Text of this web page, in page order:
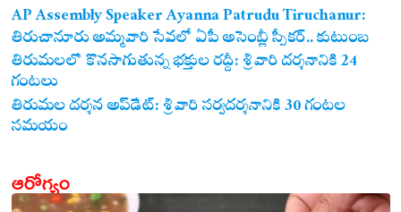
AP Assembly Speaker Ayanna Patrudu Tiruchanur:
తిరుచానూరు అమ్మవారి సేవలో ఏపీ అసెంబ్లీ స్పీకర్.. కుటుంబ
సమేతంగా దర్శించుకున్న అయ్యన్నపాత్రుడు!
తిరుమలలో కొనసాగుతున్న భక్తుల రద్దీ: శ్రీవారి దర్శనానికి 24
గంటలు
తిరుమల దర్శన అప్‌డేట్: శ్రీవారి సర్వదర్శనానికి 30 గంటల
సమయం
ఆరోగ్యం